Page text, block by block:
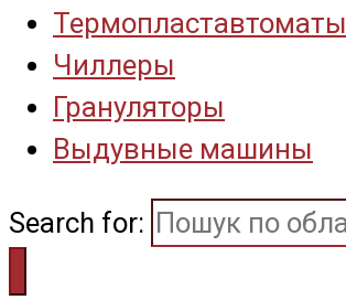
Термопластавтоматы
Чиллеры
Грануляторы
Выдувные машины
Search for: